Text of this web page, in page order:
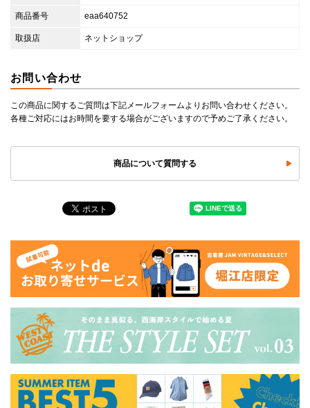
商品番号 eaa640752
取扱店 ネットショップ
お問い合わせ
この商品に関するご質問は下記メールフォームよりお問い合わせください。
各種ご対応にはお時間を要する場合がございますので予めご了承ください。
商品について質問する